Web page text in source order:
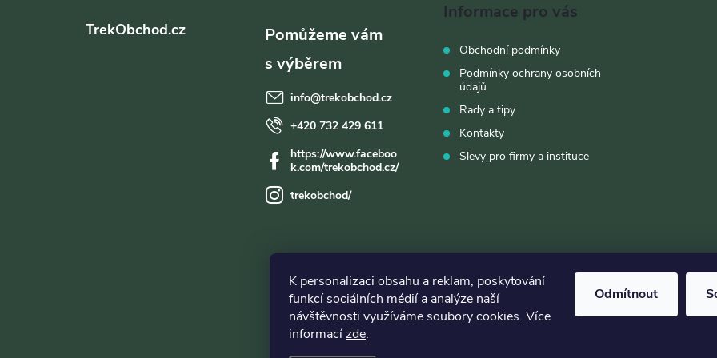
K personalizaci obsahu a reklam, poskytování
funkcí sociálních médií a analýze naší
návštěvnosti využíváme soubory cookies. Více
informacízde.
Odmítnout
a
í
p
r
v
y
v
ý
TrekObchod.cz
info@trekobchod.cz
+420 732 429 611
https://www.faceboo
k.com/trekobchod.cz/
trekobchod/
Informace pro vás
Obchodní podmínky
Podmínky ochrany osobních
údajů
Rady a tipy
Kontakty
Slevy pro firmy a instituce